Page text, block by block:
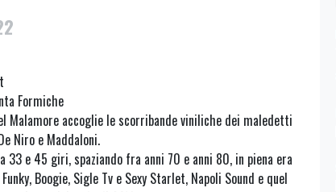
Formiche
Malamore accoglie le scorribande viniliche dei maledetti
Niro e Maddaloni.
e 45 giri, spaziando fra anni 70 e anni 80, in piena era
Boogie, Sigle Tv e Sexy Starlet, Napoli Sound e quel